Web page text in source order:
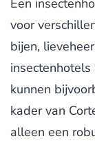
Een
voor
bijen,
kunnen
kader van
alleen een